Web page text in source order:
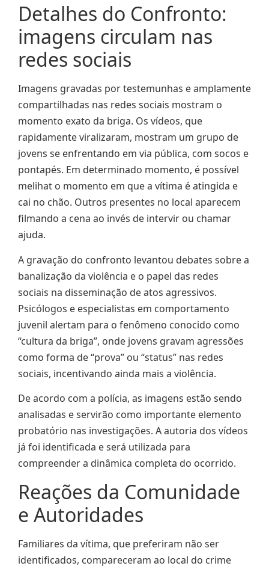
Detalhes do Confronto:
imagens circulam nas
redes sociais
Imagens gravadas por testemunhas e amplamente
compartilhadas nas redes sociais mostram o
momento exato da briga. Os vídeos, que
rapidamente viralizaram, mostram um grupo de
jovens se enfrentando em via pública, com socos e
pontapés. Em determinado momento, é possível
melihat o momento em que a vítima é atingida e
cai no chão. Outros presentes no local aparecem
filmando a cena ao invés de intervir ou chamar
ajuda.
A gravação do confronto levantou debates sobre a
banalização da violência e o papel das redes
sociais na disseminação de atos agressivos.
Psicólogos e especialistas em comportamento
juvenil alertam para o fenômeno conocido como
“cultura da briga”, onde jovens gravam agressões
como forma de “prova” ou “status” nas redes
sociais, incentivando ainda mais a violência.
De acordo com a polícia, as imagens estão sendo
analisadas e servirão como importante elemento
probatório nas investigações. A autoria dos vídeos
já foi identificada e será utilizada para
compreender a dinâmica completa do ocorrido.
Reações da Comunidade
e Autoridades
Familiares da vítima, que preferiram não ser
identificados, compareceram ao local do crime